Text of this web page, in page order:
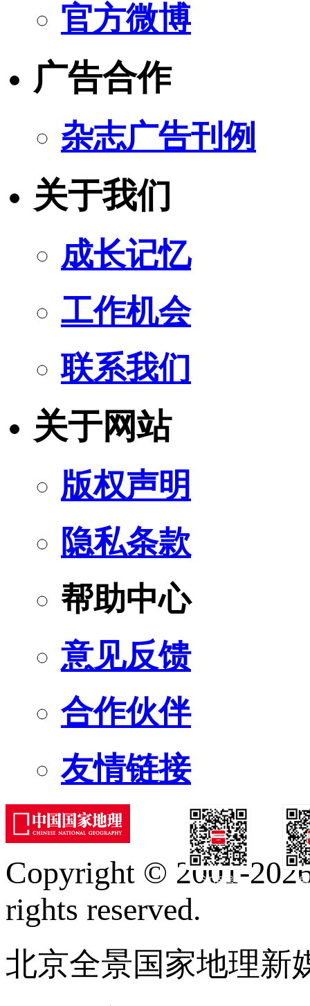
官方微博
广告合作
杂志广告刊例
关于我们
成长记忆
工作机会
联系我们
关于网站
版权声明
隐私条款
帮助中心
意见反馈
合作伙伴
友情链接
订阅号
Copyright © 2001-
rights reserved.
北京全景国家地理新